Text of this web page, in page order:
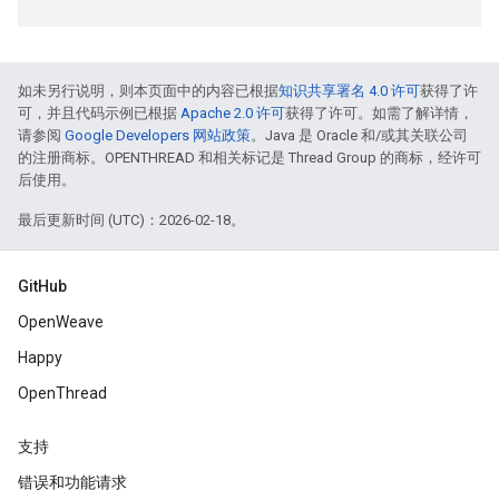
如未另行说明，则本页面中的内容已根据知识共享署名 4.0 许可获得了许
可，并且代码示例已根据 Apache 2.0 许可获得了许可。如需了解详情，
请参阅 Google Developers 网站政策。Java 是 Oracle 和/或其关联公司
的注册商标。OPENTHREAD 和相关标记是 Thread Group 的商标，经许可
后使用。
最后更新时间 (UTC)：2026-02-18。
GitHub
OpenWeave
Happy
OpenThread
支持
错误和功能请求